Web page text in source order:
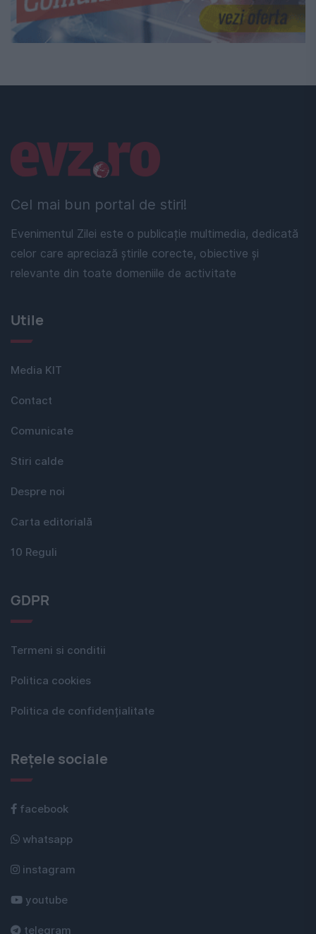
Cel mai bun portal de stiri!
Evenimentul Zilei este o publicație multimedia, dedicată
celor care apreciază știrile corecte, obiective și
relevante din toate domeniile de activitate
Linkuri utile
Utile
Media KIT
Contact
Comunicate
Stiri calde
Despre noi
Carta editorială
10 Reguli
GDPR
Termeni si conditii
Politica cookies
Politica de confidențialitate
Rețele sociale
facebook
whatsapp
instagram
youtube
telegram